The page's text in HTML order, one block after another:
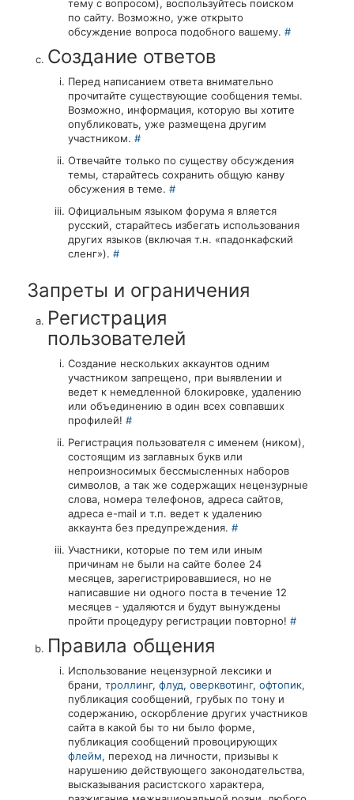
тему с вопросом), воспользуйтесь поиском
по сайту. Возможно, уже открыто
обсуждение вопроса подобного вашему. #
Создание ответов
Перед написанием ответа внимательно
прочитайте существующие сообщения темы.
Возможно, информация, которую вы хотите
опубликовать, уже размещена другим
участником. #
Отвечайте только по существу обсуждения
темы, старайтесь сохранить общую канву
обсужения в теме. #
Официальным языком форума я вляется
русский, старайтесь избегать использования
других языков (включая т.н. «падонкафский
сленг»). #
Запреты и ограничения
Регистрация
пользователей
Создание нескольких аккаунтов одним
участником запрещено, при выявлении и
ведет к немедленной блокировке, удалению
или объединению в один всех совпавших
профилей! #
Регистрация пользователя с именем (ником),
состоящим из заглавных букв или
непроизносимых бессмысленных наборов
символов, а так же содержащих нецензурные
слова, номера телефонов, адреса сайтов,
адреса e-mail и т.п. ведет к удалению
аккаунта без предупреждения. #
Участники, которые по тем или иным
причинам не были на сайте более 24
месяцев, зарегистрировавшиеся, но не
написавшие ни одного поста в течение 12
месяцев - удаляются и будут вынуждены
пройти процедуру регистрации повторно! #
Правила общения
Использование нецензурной лексики и
брани, троллинг, флуд, оверквотинг, офтопик,
публикация сообщений, грубых по тону и
содержанию, оскорбление других участников
сайта в какой бы то ни было форме,
публикация сообщений провоцирующих
флейм, переход на личности, призывы к
нарушению действующего законодательства,
высказывания расистского характера,